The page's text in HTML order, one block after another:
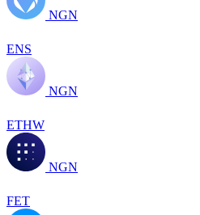
NGN
ENS
NGN
ETHW
NGN
FET